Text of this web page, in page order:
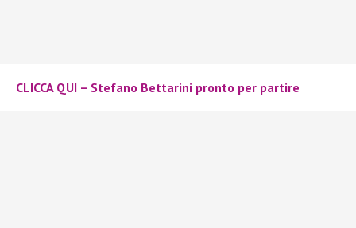
CLICCA QUI – Stefano Bettarini pronto per partire